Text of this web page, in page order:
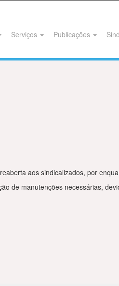
Serviços Publicações
aos sindicalizados, por
de manutenções necessárias,